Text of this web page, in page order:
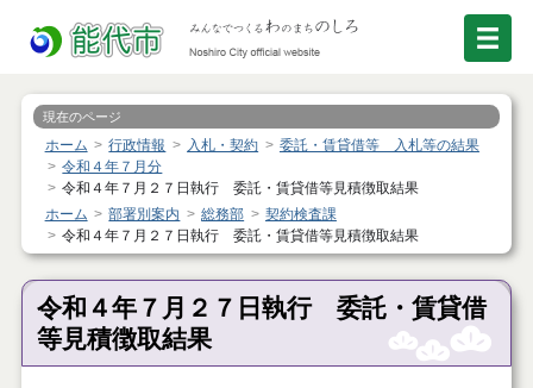
現在のページ
ホーム 行政情報 入札・契約
委託・賃貸借等 入札等の結果
令和４年７月分
令和４年７月２７日執行 委託・賃貸借等見積徴取結果
ホーム
部署別案内 総務部
契約検査課
令和４年７月２７日執行 委託・賃貸借等見積徴取結果
令和４年７月２７日執行 委託・賃貸借
等見積徴取結果